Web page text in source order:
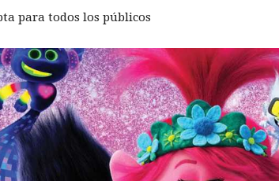
para todos los públicos